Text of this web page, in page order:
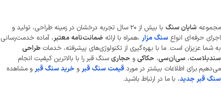
شایان سنگ
با بیش از ۲۰ سال تجربه درخشان در زمینه طراحی، تولید و
حرفه‌ای انواعسنگ مزار،همراه با ارائهضمانت‌نامه معتبر، آماده خدمت‌رسانی
عزیزان است. ما با بهره‌گیری از تکنولوژی‌های پیشرفته، خدماتطراحی
،سی‌ان‌سی،حکاکیوحجاریسنگ قبر را با بالاترین کیفیت انجام
اطلاعات بیشتر در موردقیمت سنگ قبرو خرید سنگ قبرو مشاهده
قبر جدید، با ما در ارتباط باشید.